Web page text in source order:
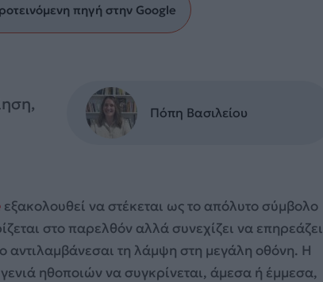
πηγή στην Google
Πόπη Βασιλείου
εξακολουθεί να στέκεται ως το απόλυτο σύμβολο
στο παρελθόν αλλά συνεχίζει να επηρεάζει
αντιλαμβάνεσαι τη λάμψη στη μεγάλη οθόνη. Η
ηθοποιών να συγκρίνεται, άμεσα ή έμμεσα,